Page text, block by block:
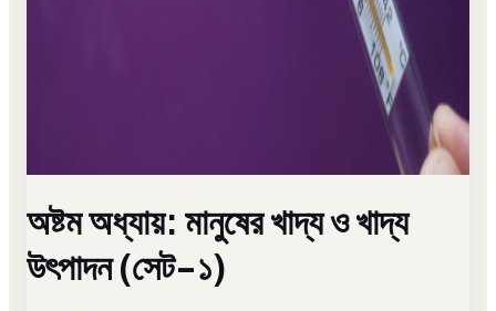
অষ্টম অধ্যায়: মানুষের খাদ্য ও খাদ্য
উৎপাদন (সেট-১)